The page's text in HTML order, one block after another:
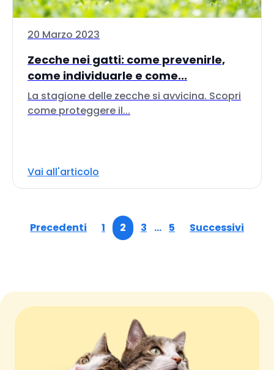
20 Marzo 2023
Zecche nei gatti: come prevenirle,
come individuarle e come...
La stagione delle zecche si avvicina. Scopri
come proteggere il...
Vai all'articolo
Precedenti 1 2 3 … 5 Successivi